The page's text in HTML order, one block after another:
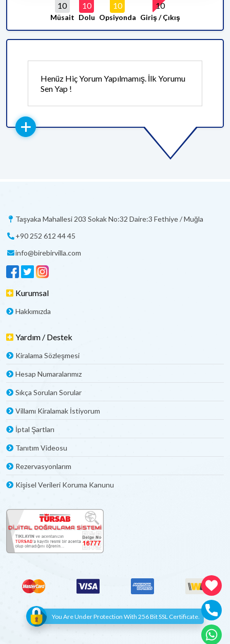
10
Müsait
10
Dolu
10
Opsiyonda
10
Giriş / Çıkış
Henüz Hiç Yorum Yapılmamış. İlk Yorumu
Sen Yap !
Taşyaka Mahallesi 203 Sokak No:32 Daire:3 Fethiye / Muğla
+90 252 612 44 45
info@birebirvilla.com
Kurumsal
Hakkımızda
Yardım / Destek
Kiralama Sözleşmesi
Hesap Numaralarımız
Sıkça Sorulan Sorular
Villamı Kiralamak İstiyorum
İptal Şartları
Tanıtım Videosu
Rezervasyonlarım
Kişisel Verileri Koruma Kanunu
You Are Under Protection With 256 Bit SSL Certificate.